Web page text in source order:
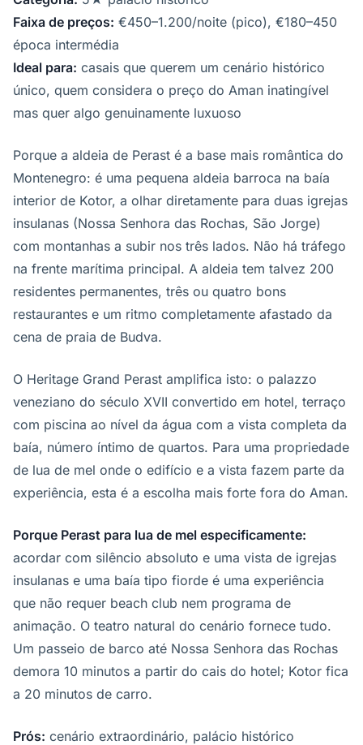
Faixa de preços: €450–1.200/noite (pico), €180–450
época intermédia
Ideal para: casais que querem um cenário histórico
único, quem considera o preço do Aman inatingível
mas quer algo genuinamente luxuoso
Porque a aldeia de Perast é a base mais romântica do
Montenegro: é uma pequena aldeia barroca na baía
interior de Kotor, a olhar diretamente para duas igrejas
insulanas (Nossa Senhora das Rochas, São Jorge)
com montanhas a subir nos três lados. Não há tráfego
na frente marítima principal. A aldeia tem talvez 200
residentes permanentes, três ou quatro bons
restaurantes e um ritmo completamente afastado da
cena de praia de Budva.
O Heritage Grand Perast amplifica isto: o palazzo
veneziano do século XVII convertido em hotel, terraço
com piscina ao nível da água com a vista completa da
baía, número íntimo de quartos. Para uma propriedade
de lua de mel onde o edifício e a vista fazem parte da
experiência, esta é a escolha mais forte fora do Aman.
Porque Perast para lua de mel especificamente:
acordar com silêncio absoluto e uma vista de igrejas
insulanas e uma baía tipo fiorde é uma experiência
que não requer beach club nem programa de
animação. O teatro natural do cenário fornece tudo.
Um passeio de barco até Nossa Senhora das Rochas
demora 10 minutos a partir do cais do hotel; Kotor fica
a 20 minutos de carro.
Prós: cenário extraordinário, palácio histórico